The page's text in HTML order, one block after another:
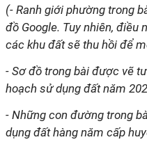
(- Ranh giới phường trong
đồ Google. Tuy nhiên, điều
các khu đất sẽ thu hồi để
- Sơ đồ trong bài được vẽ
hoạch sử dụng đất năm
- Những con đường trong
dụng đất hàng năm cấp